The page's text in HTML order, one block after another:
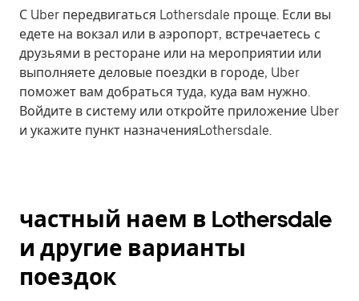
С Uber передвигаться Lothersdale проще. Если вы
едете на вокзал или в аэропорт, встречаетесь с
друзьями в ресторане или на мероприятии или
выполняете деловые поездки в городе, Uber
поможет вам добраться туда, куда вам нужно.
Войдите в систему или откройте приложение Uber
и укажите пункт назначенияLothersdale.
частный наем в Lothersdale
и другие варианты
поездок